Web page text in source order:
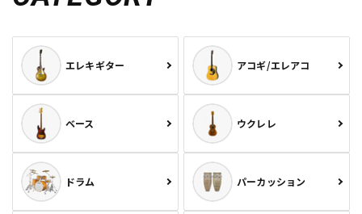
エレキギター アコギ/エレアコ
ベース ウクレレ
ドラム パーカッション